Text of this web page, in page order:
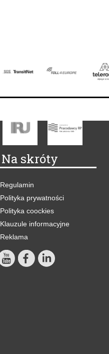
Na skróty
Regulamin
Polityka prywatności
Polityka coockies
Klauzule informacyjne
Reklama